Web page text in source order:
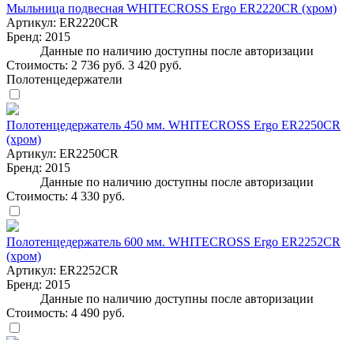
Мыльница подвесная WHITECROSS Ergo ER2220CR (хром)
Артикул: ER2220CR
Бренд: 2015
Данные по наличию доступны после авторизации
Стоимость: 2 736 руб. 3 420 руб.
Полотенцедержатели
Полотенцедержатель 450 мм. WHITECROSS Ergo ER2250CR
(хром)
Артикул: ER2250CR
Бренд: 2015
Данные по наличию доступны после авторизации
Стоимость: 4 330 руб.
Полотенцедержатель 600 мм. WHITECROSS Ergo ER2252CR
(хром)
Артикул: ER2252CR
Бренд: 2015
Данные по наличию доступны после авторизации
Стоимость: 4 490 руб.